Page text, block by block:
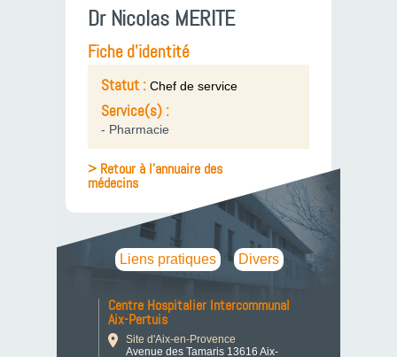
Dr Nicolas MERITE
Fiche d'identité
Statut : Chef de service
Service(s) :
- Pharmacie
> Retour à l'annuaire des
médecins
Liens pratiques Divers
Centre Hospitalier Intercommunal
Aix-Pertuis
Site d'Aix-en-Provence
Avenue des Tamaris 13616 Aix-